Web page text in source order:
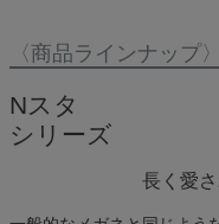
〈商品ラインナップ〉
Nスタ
シリーズ
長く愛